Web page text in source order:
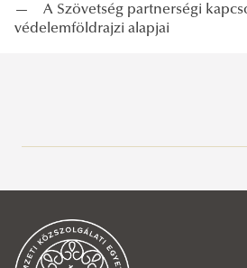
Hadtörténelem Tanszék
Köszöntő
Munkatársak
Honvédelmi Jogi és Igazgatási
Köszöntő
Katonai Vezetéstudományi
Katonai Infokommunikációs
Elektronikai Hadviselés Tanszék
Köszöntő
Infokommunikációs és
Katonai Logisztikai Intézet
Hadtáp, Pénzügyi és Katonai
Katonai Repülő Intézet
— A Szövetség partnerségi
védelemföldrajzi alapjai